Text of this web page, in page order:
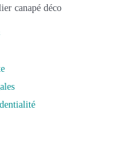
canapé déco